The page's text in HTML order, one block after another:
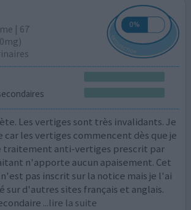
| 67
Les vertiges sont très invalidants. Je
car les vertiges commencent dès que je
traitement anti-vertiges prescrit par
n'apporte aucun apaisement. Cet
pas inscrit sur la notice mais je l'ai
d'autres sites français et anglais.
...lire la suite